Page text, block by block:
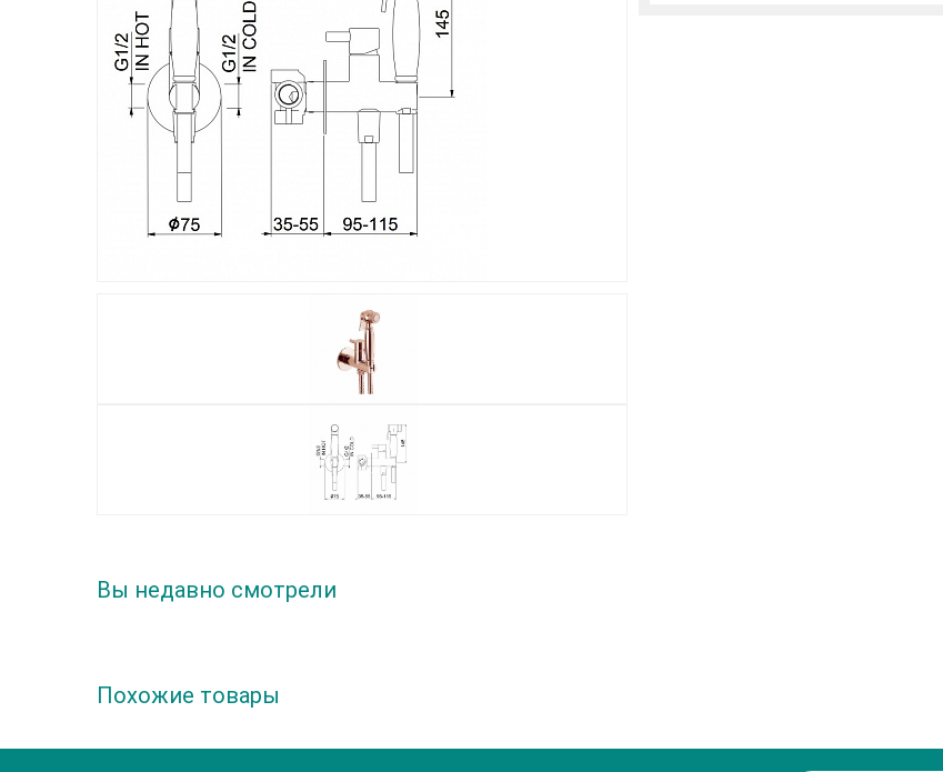
Вы недавно смотрели
Похожие товары